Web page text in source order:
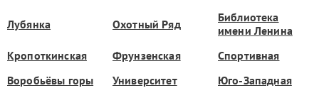
Лубянка Охотный Ряд
Библиотека
имени Ленина
Кропоткинская
Фрунзенская
Спортивная
Воробьёвы горы
Университет
Юго-Западная